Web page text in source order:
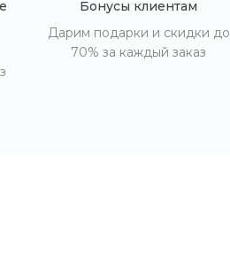
Бонусы клиентам
Дарим подарки и скидки до
70% за каждый заказ